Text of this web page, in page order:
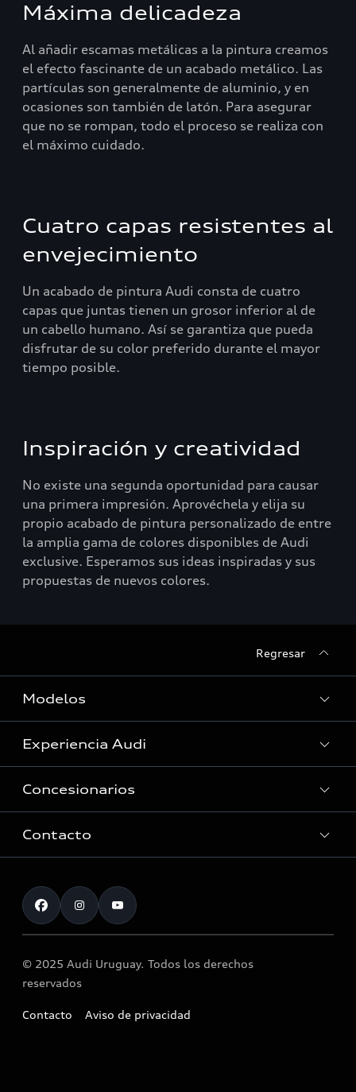
Máxima delicadeza
Al añadir escamas metálicas a la pintura creamos
el efecto fascinante de un acabado metálico. Las
partículas son generalmente de aluminio, y en
ocasiones son también de latón. Para asegurar
que no se rompan, todo el proceso se realiza con
el máximo cuidado.
Cuatro capas resistentes al
envejecimiento
Un acabado de pintura Audi consta de cuatro
capas que juntas tienen un grosor inferior al de
un cabello humano. Así se garantiza que pueda
disfrutar de su color preferido durante el mayor
tiempo posible.
Inspiración y creatividad
No existe una segunda oportunidad para causar
una primera impresión. Aprovéchela y elija su
propio acabado de pintura personalizado de entre
la amplia gama de colores disponibles de Audi
exclusive. Esperamos sus ideas inspiradas y sus
propuestas de nuevos colores.
Regresar
Modelos
Ver Modelos
Experiencia Audi
Historia
Tecnologia quattro®
Audi Motorsport
Noticias
Concesionarios
Audi Zentrum Montevideo
Accesorios originales Audi®
Atención al cliente
Llamado a revisión airbag Takata
Contacto
Atención al cliente
© 2025 Audi Uruguay. Todos los derechos
reservados
Contacto Aviso de privacidad